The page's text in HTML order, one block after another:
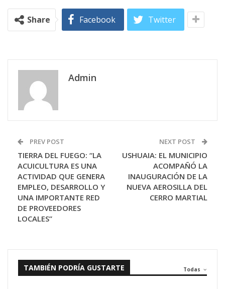
Share Facebook Twitter
Admin
PREV POST
TIERRA DEL FUEGO: “LA
ACUICULTURA ES UNA
ACTIVIDAD QUE GENERA
EMPLEO, DESARROLLO Y
UNA IMPORTANTE RED
DE PROVEEDORES
LOCALES”
NEXT POST
USHUAIA: EL MUNICIPIO
ACOMPAÑÓ LA
INAUGURACIÓN DE LA
NUEVA AEROSILLA DEL
CERRO MARTIAL
Todas
TAMBIÉN PODRÍA GUSTARTE